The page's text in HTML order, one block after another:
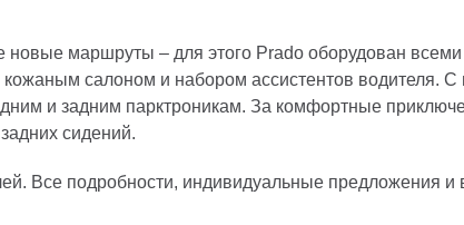
новые маршруты – для этого Prado оборудован
кожаным салоном и набором ассистентов водителя. С
и задним парктроникам. За комфортные
сидений.
Все подробности, индивидуальные предложения